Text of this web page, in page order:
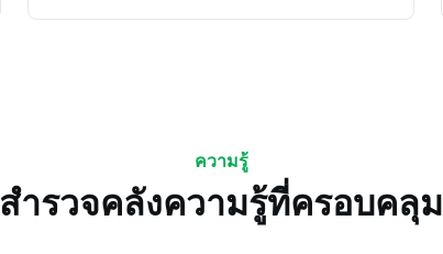
ความรู้
สำรวจคลังความรู้ที่ครอบคลุม